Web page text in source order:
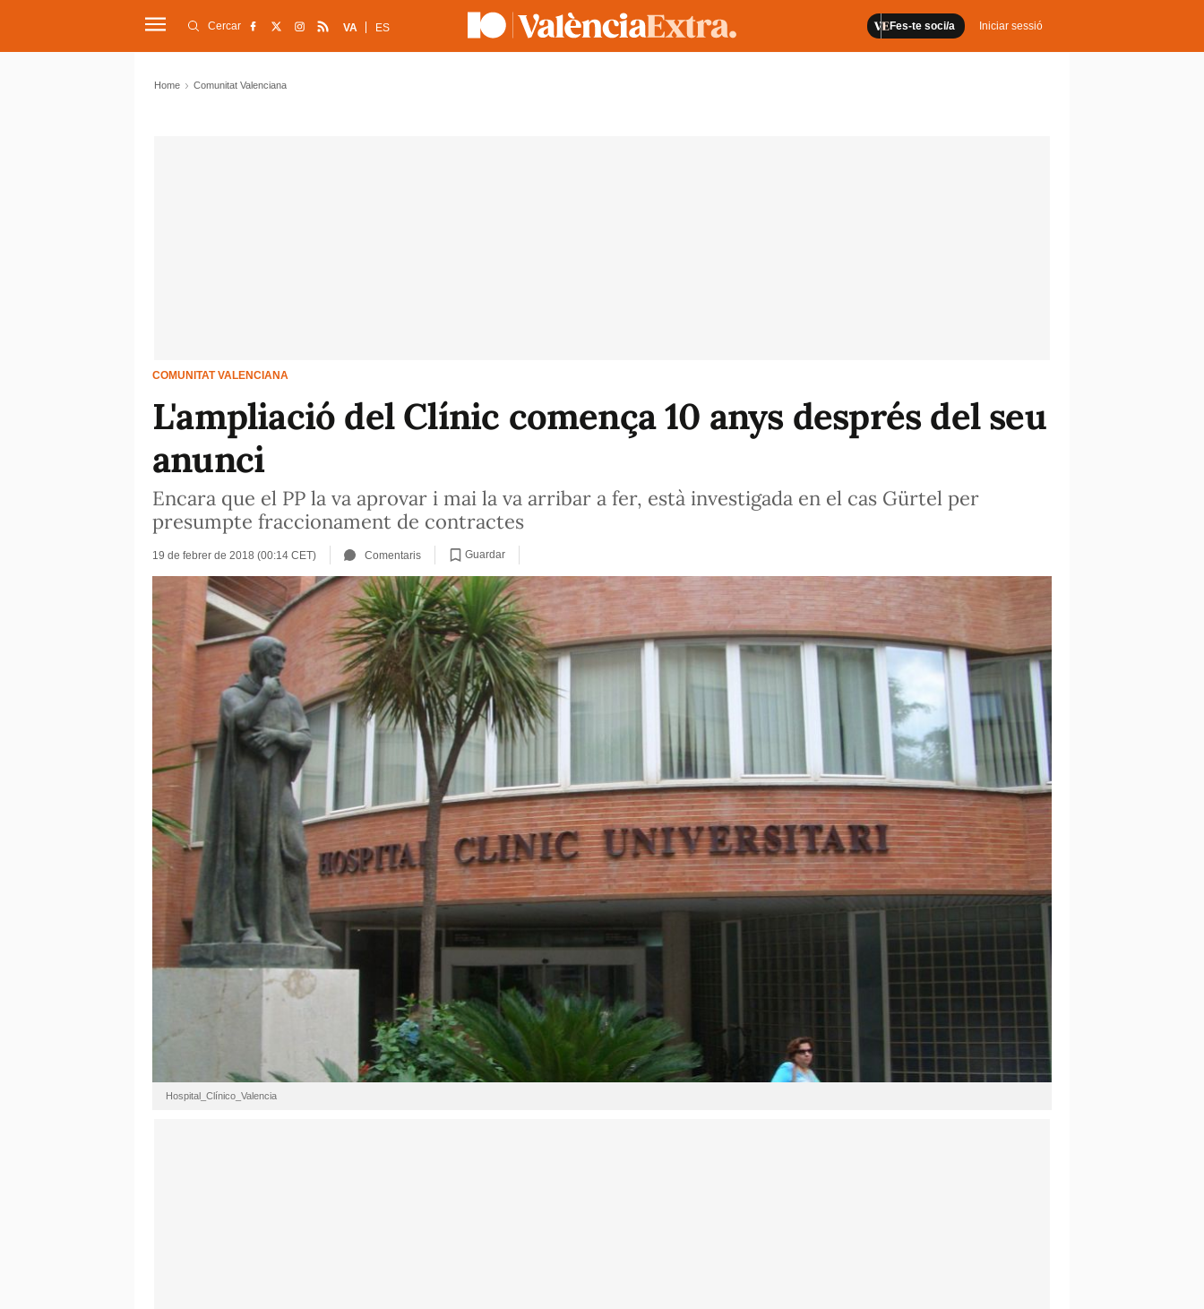
Fes-te soci/a Iniciar sessió
Cercar VA ES
Home Comunitat Valenciana
COMUNITAT VALENCIANA
L'ampliació del Clínic comença 10 anys després del seu
anunci
Encara que el PP la va aprovar i mai la va arribar a fer, està investigada en el cas Gürtel per
presumpte fraccionament de contractes
19 de febrer de 2018 (00:14 CET) Comentaris Guardar
Hospital_Clínico_Valencia